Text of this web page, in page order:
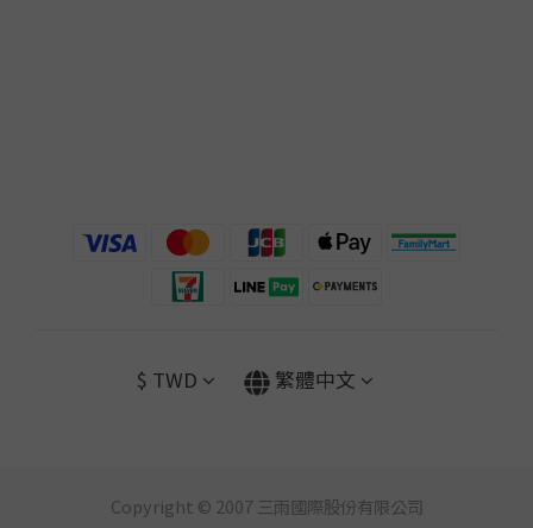
$ TWD 繁體中文
Copyright © 2007 三雨國際股份有限公司